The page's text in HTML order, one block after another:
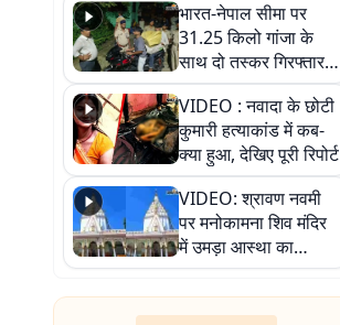
भारत-नेपाल सीमा पर
31.25 किलो गांजा के
साथ दो तस्कर गिरफ्तार,
नेपाली नंबर की बाइक
जब्त
VIDEO : नवादा के छोटी
कुमारी हत्याकांड में कब-
क्या हुआ, देखिए पूरी रिपोर्ट
VIDEO: श्रावण नवमी
पर मनोकामना शिव मंदिर
में उमड़ा आस्था का
सैलाब, हर-हर महादेव के
जयघोष से गूंजा परिसर